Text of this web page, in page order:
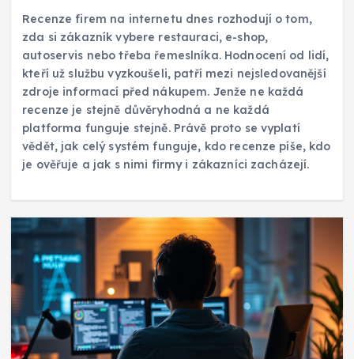
Recenze firem na internetu dnes rozhodují o tom,
zda si zákazník vybere restauraci, e-shop,
autoservis nebo třeba řemeslníka. Hodnocení od lidí,
kteří už službu vyzkoušeli, patří mezi nejsledovanější
zdroje informací před nákupem. Jenže ne každá
recenze je stejně důvěryhodná a ne každá
platforma funguje stejně. Právě proto se vyplatí
vědět, jak celý systém funguje, kdo recenze píše, kdo
je ověřuje a jak s nimi firmy i zákazníci zacházejí.